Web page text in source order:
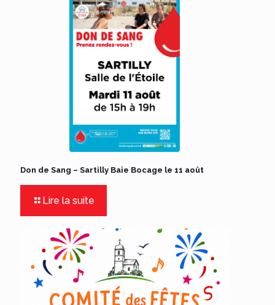
Don de Sang – Sartilly Baie Bocage le 11 août
Lire la suite